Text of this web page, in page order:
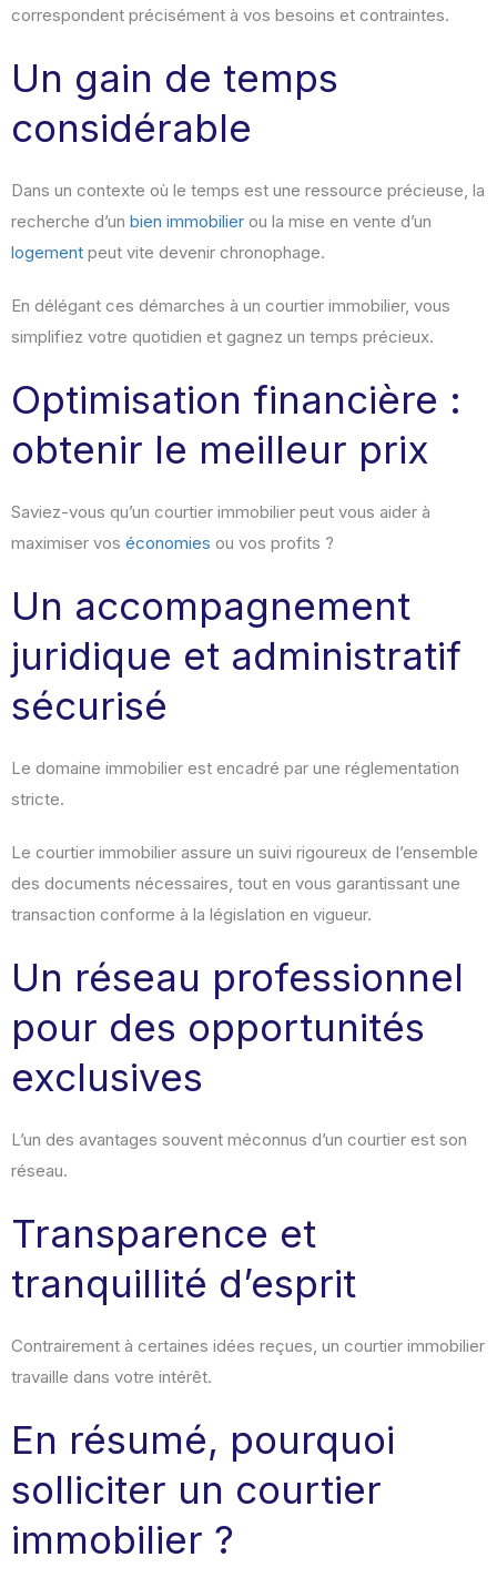
correspondent précisément à vos besoins et contraintes.
Un gain de temps
considérable
Dans un contexte où le temps est une ressource précieuse, la
recherche d’un bien immobilier ou la mise en vente d’un
logement peut vite devenir chronophage.
En délégant ces démarches à un courtier immobilier, vous
simplifiez votre quotidien et gagnez un temps précieux.
Optimisation financière :
obtenir le meilleur prix
Saviez-vous qu’un courtier immobilier peut vous aider à
maximiser vos économies ou vos profits ?
Un accompagnement
juridique et administratif
sécurisé
Le domaine immobilier est encadré par une réglementation
stricte.
Le courtier immobilier assure un suivi rigoureux de l’ensemble
des documents nécessaires, tout en vous garantissant une
transaction conforme à la législation en vigueur.
Un réseau professionnel
pour des opportunités
exclusives
L’un des avantages souvent méconnus d’un courtier est son
réseau.
Transparence et
tranquillité d’esprit
Contrairement à certaines idées reçues, un courtier immobilier
travaille dans votre intérêt.
En résumé, pourquoi
solliciter un courtier
immobilier ?